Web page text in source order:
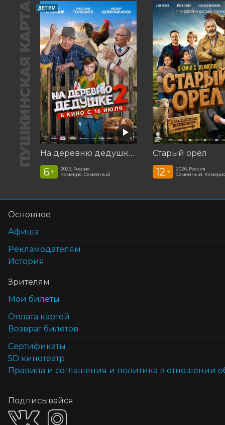
ПУШКИНСКАЯ КАРТА ДЕТЯМ
На деревню дедушке 2
6 +
2026, Россия
Комедия, Семейный
Старый орёл
12 +
2026, Россия
Семейный,
Основное
Афиша
Рекламодателям
История
Зрителям
Мои билеты
Оплата картой
Возврат билетов
Cертификаты
5D кинотеатр
Правила и соглашения и политика в отношении
Подписывайся